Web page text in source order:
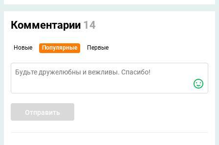
Комментарии 14
Новые Популярные Первые
Отправить